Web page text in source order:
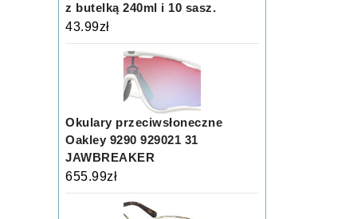
z butelką 240ml i 10 sasz.
43.99zł
Okulary przeciwsłoneczne
Oakley 9290 929021 31
JAWBREAKER
655.99zł